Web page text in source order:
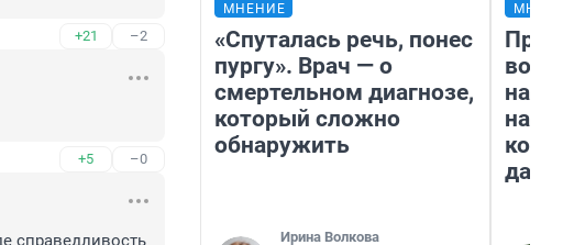
+21 –2
+5 –0
справедливость
МНЕНИЕ
«Спуталась речь, понес
пургу». Врач — о
смертельном диагнозе,
который сложно
обнаружить
Ирина Волкова
нам
даже